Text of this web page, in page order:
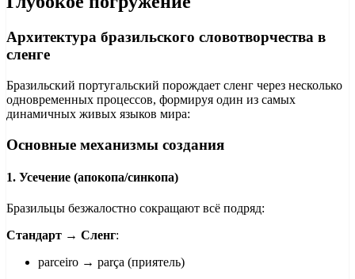
Архитектура бразильского словотворчества в
сленге
Бразильский португальский порождает сленг через несколько
одновременных процессов, формируя один из самых
динамичных живых языков мира:
Основные механизмы создания
1. Усечение (апокопа/синкопа)
Бразильцы безжалостно сокращают всё подряд:
Стандарт → Сленг:
parceiro → parça (приятель)